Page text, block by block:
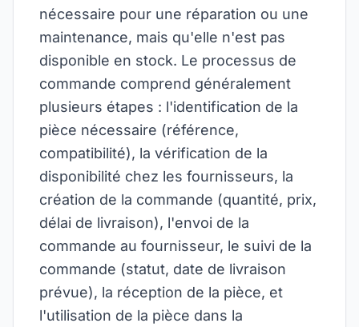
nécessaire pour une réparation ou une
maintenance, mais qu'elle n'est pas
disponible en stock. Le processus de
commande comprend généralement
plusieurs étapes : l'identification de la
pièce nécessaire (référence,
compatibilité), la vérification de la
disponibilité chez les fournisseurs, la
création de la commande (quantité, prix,
délai de livraison), l'envoi de la
commande au fournisseur, le suivi de la
commande (statut, date de livraison
prévue), la réception de la pièce, et
l'utilisation de la pièce dans la